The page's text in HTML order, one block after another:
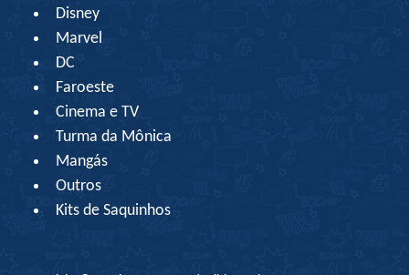
Disney
Marvel
DC
Faroeste
Cinema e TV
Turma da Mônica
Mangás
Outros
Kits de Saquinhos